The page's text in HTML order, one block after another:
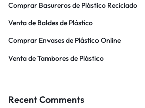
Comprar Basureros de Plástico Reciclado
Venta de Baldes de Plástico
Comprar Envases de Plástico Online
Venta de Tambores de Plástico
Recent Comments